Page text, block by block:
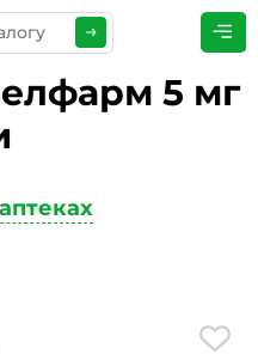
5 мг